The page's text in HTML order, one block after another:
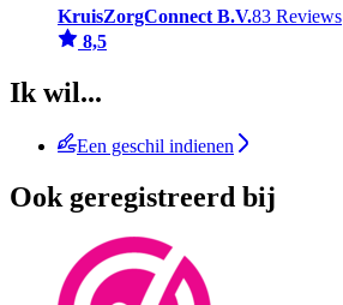
KruisZorgConnect B.V.83 Reviews
8,5
Ik wil...
Een geschil indienen
Ook geregistreerd bij